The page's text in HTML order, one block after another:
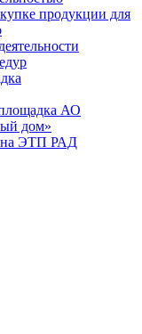
продукции для
АО
дом»
на ЭТП РАД